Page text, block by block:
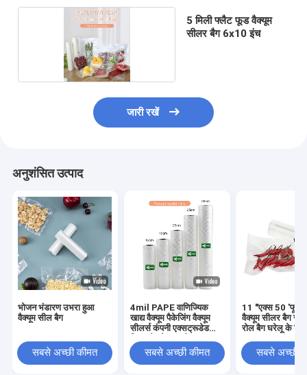
5 मिली फ्लैट फूड वैक्यूम
सीलर बैग 6x10 इंच
जारी रखें
अनुशंसित उत्पाद
भोजन भंडारण उभरा हुआ
वैक्यूम सील बैग
सबसे अच्छी कीमत
4mil PAPE वाणिज्यिक
खाद्य वैक्यूम पैकेजिंग वैक्यूम
सीलर्स कंपनी एक्सट्रूडेड
सबसे अच्छी कीमत
11 "एक्स 50 'फूड
वैक्यूम सीलर बैग रोल
रोल बैग घरेलू के लिए
सबसे अच्छी